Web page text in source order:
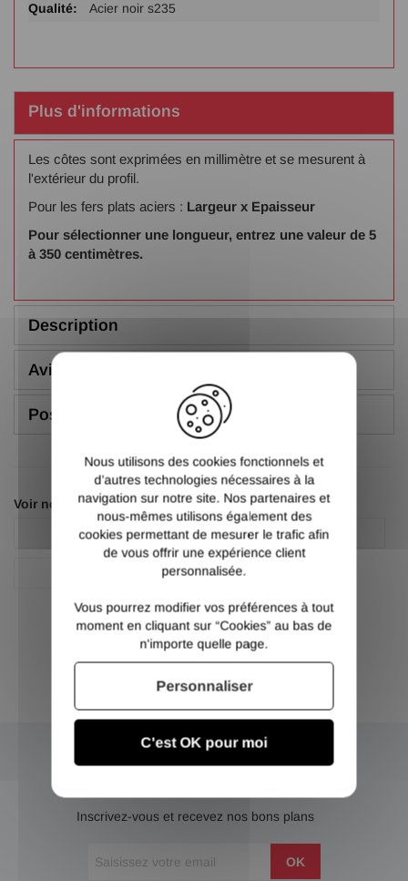
Acier noir s235
Plus d'informations
Les côtes sont exprimées en millimètre et se mesurent à
l'extérieur du profil.
Pour les fers plats aciers : Largeur x Epaisseur
Pour sélectionner une longueur, entrez une valeur de 5
à 350 centimètres.
Description
Avis (4.92/5)
Poser une question
Voir nos autres pages :
Fer plat acier
Fer plat acier
NEWSLETTER
Inscrivez-vous et recevez nos bons plans
OK
Nous utilisons des cookies fonctionnels et
d’autres technologies nécessaires à la
navigation sur notre site. Nos partenaires et
nous-mêmes utilisons également des
cookies permettant de mesurer le trafic afin
de vous offrir une expérience client
personnalisée.
Vous pourrez modifier vos préférences à tout
moment en cliquant sur “Cookies” au bas de
n'importe quelle page.
C'est OK pour moi
Personnaliser